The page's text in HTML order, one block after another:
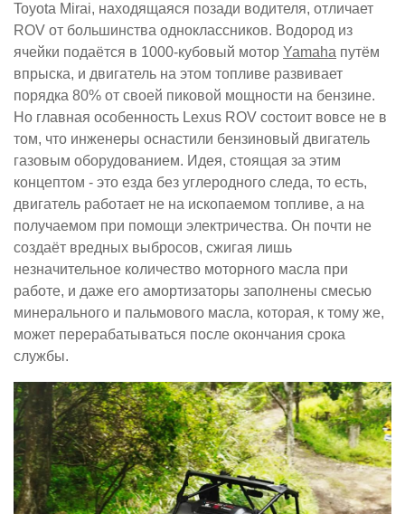
Toyota Mirai, находящаяся позади водителя, отличает
ROV от большинства одноклассников. Водород из
ячейки подаётся в 1000-кубовый мотор Yamaha путём
впрыска, и двигатель на этом топливе развивает
порядка 80% от своей пиковой мощности на бензине.
Но главная особенность Lexus ROV состоит вовсе не в
том, что инженеры оснастили бензиновый двигатель
газовым оборудованием. Идея, стоящая за этим
концептом - это езда без углеродного следа, то есть,
двигатель работает не на ископаемом топливе, а на
получаемом при помощи электричества. Он почти не
создаёт вредных выбросов, сжигая лишь
незначительное количество моторного масла при
работе, и даже его амортизаторы заполнены смесью
минерального и пальмового масла, которая, к тому же,
может перерабатываться после окончания срока
службы.